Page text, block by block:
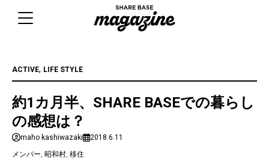
ACTIVE, LIFE STYLE
約1カ月半、SHARE BASEでの暮らし
の感想は？
maho kashiwazaki
2018.6.11
メンバー, 昭和村, 移住